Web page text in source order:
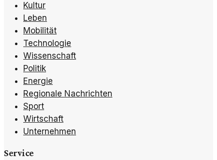
Kultur
Leben
Mobilität
Technologie
Wissenschaft
Politik
Energie
Regionale Nachrichten
Sport
Wirtschaft
Unternehmen
Service